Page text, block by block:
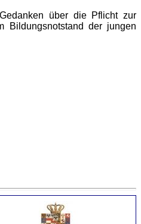
über die Pflicht zur
Bildungsnotstand der jungen